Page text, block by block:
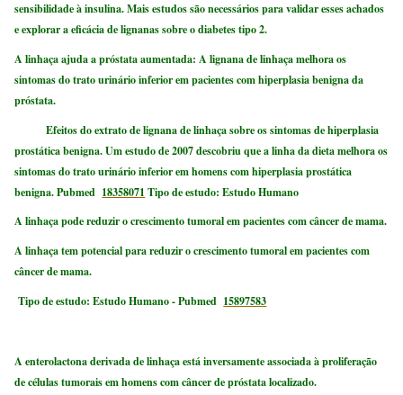
sensibilidade à insulina. Mais estudos são necessários para validar esses achados
e explorar a eficácia de lignanas sobre o diabetes tipo 2.
A linhaça ajuda a próstata aumentada:A lignana de linhaça melhora os
sintomas do trato urinário inferior em pacientes com hiperplasia benigna da
próstata.
Efeitos do extrato de lignana de linhaça sobre os sintomas de hiperplasia
prostática benigna. Um estudo de 2007 descobriu que a linha da dieta melhora os
sintomas do trato urinário inferior em homens com hiperplasia prostática
benigna. Pubmed 18358071 Tipo de estudo: Estudo Humano
A linhaça pode reduzir o crescimento tumoral em pacientes com câncer de mama.
A linhaça tem potencial para reduzir o crescimento tumoral em pacientes com
câncer de mama.
Tipo de estudo: Estudo Humano- Pubmed 15897583
A enterolactona derivada de linhaça está inversamente associada à proliferação
de células tumorais em homens com câncer de próstata localizado.